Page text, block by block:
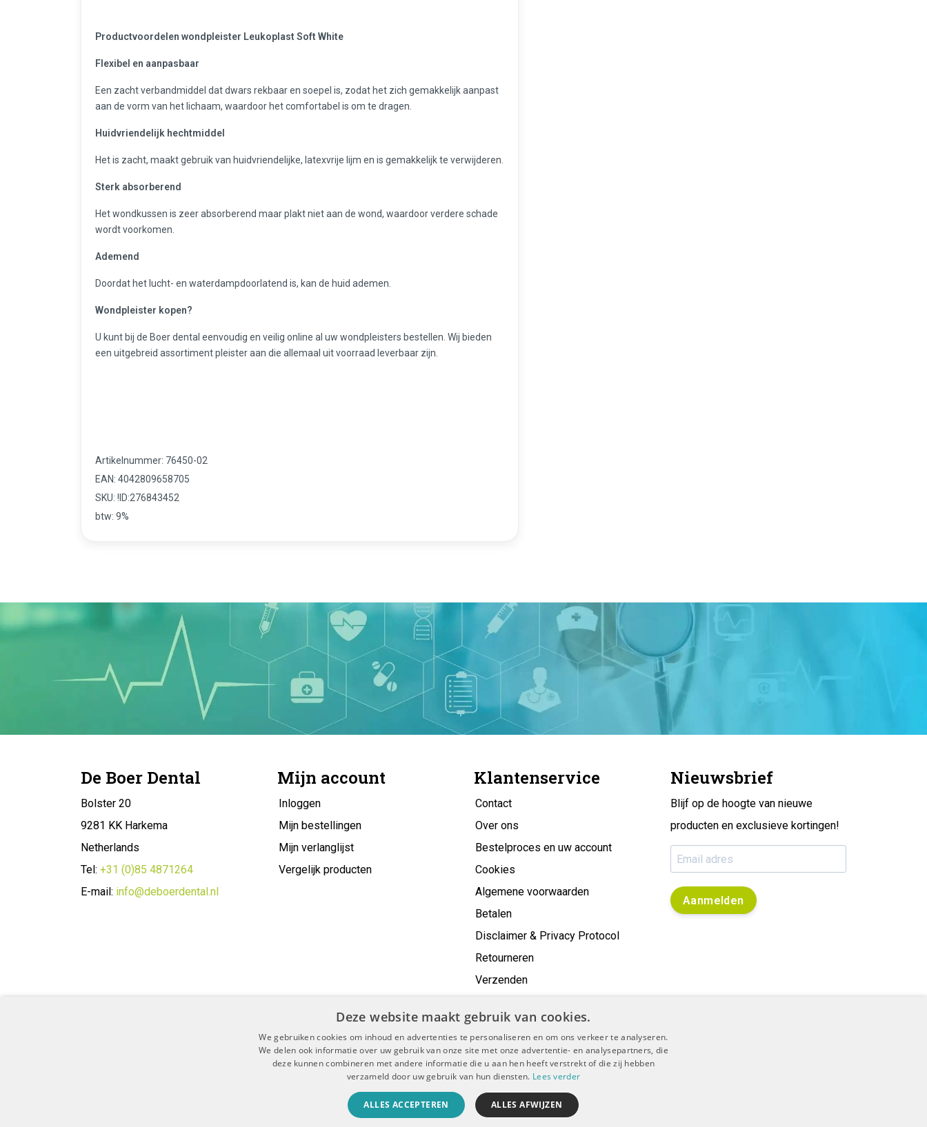
Productvoordelen wondpleister Leukoplast Soft White
Flexibel en aanpasbaar
Een zacht verbandmiddel dat dwars rekbaar en soepel is, zodat het zich gemakkelijk aanpast
aan de vorm van het lichaam, waardoor het comfortabel is om te dragen.
Huidvriendelijk hechtmiddel
Het is zacht, maakt gebruik van huidvriendelijke, latexvrije lijm en is gemakkelijk te verwijderen.
Sterk absorberend
Het wondkussen is zeer absorberend maar plakt niet aan de wond, waardoor verdere schade
wordt voorkomen.
Ademend
Doordat het lucht- en waterdampdoorlatend is, kan de huid ademen.
Wondpleister kopen?
U kunt bij de Boer dental eenvoudig en veilig online al uw wondpleisters bestellen. Wij bieden
een uitgebreid assortiment pleister aan die allemaal uit voorraad leverbaar zijn.
Artikelnummer: 76450-02
EAN: 4042809658705
SKU: !ID:276843452
btw: 9%
De Boer Dental
Bolster 20
9281 KK Harkema
Netherlands
Tel: +31 (0)85 4871264
E-mail: info@deboerdental.nl
Mijn account
Inloggen
Mijn bestellingen
Mijn verlanglijst
Vergelijk producten
Klantenservice
Contact
Over ons
Bestelproces en uw account
Cookies
Algemene voorwaarden
Betalen
Disclaimer & Privacy Protocol
Retourneren
Verzenden
Nieuwsbrief
Blijf op de hoogte van nieuwe
producten en exclusieve kortingen!
Aanmelden
Algemene voorwaarden Disclaimer & Privacy Protocol
© Copyright 2026 - De Boer Dental | Realisatie InStijl Media
Deze website maakt gebruik van cookies.
We gebruiken cookies om inhoud en advertenties te personaliseren en om ons verkeer te analyseren.
We delen ook informatie over uw gebruik van onze site met onze advertentie- en analysepartners, die
deze kunnen combineren met andere informatie die u aan hen heeft verstrekt of die zij hebben
verzameld door uw gebruik van hun diensten. Lees verder
ALLES ACCEPTEREN ALLES AFWIJZEN